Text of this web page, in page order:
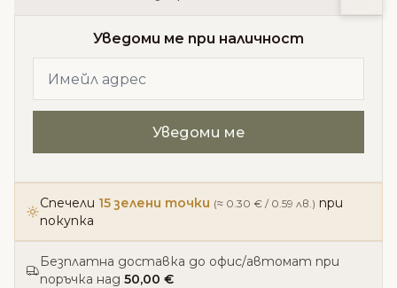
Уведоми ме при наличност
Спечели 15 зелени точки (≈ 0.30 € / 0.59 лв.) при
покупка
Безплатна доставка до офис/автомат при
поръчка над 50,00 €